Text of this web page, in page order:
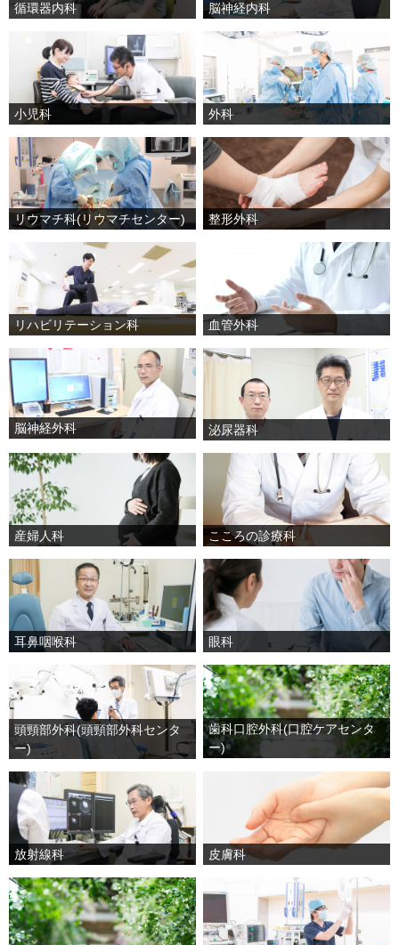
循環器内科 脳神経内科
小児科 外科
リウマチ科(リウマチセンター) 整形外科
リハビリテーション科 血管外科
脳神経外科 泌尿器科
産婦人科 こころの診療科
耳鼻咽喉科 眼科
頭頸部外科(頭頸部外科センタ
ー)
歯科口腔外科(口腔ケアセンタ
ー)
放射線科 皮膚科